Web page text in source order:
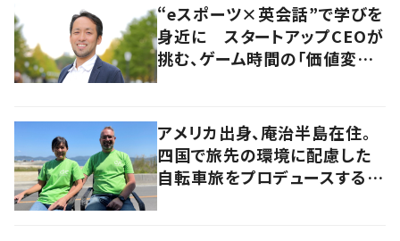
“eスポーツ×英会話”で学びを
身近に スタートアップCEOが
挑む、ゲーム時間の「価値変容」
アメリカ出身、庵治半島在住。
四国で旅先の環境に配慮した
自転車旅をプロデュースする